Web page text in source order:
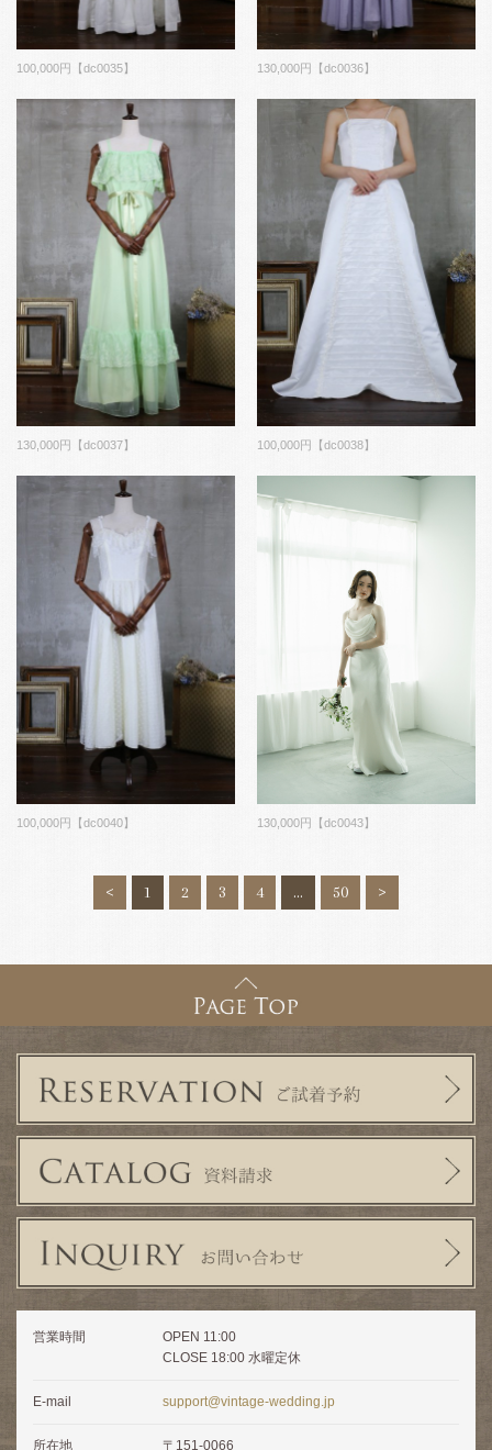
100,000円【dc0035】 130,000円【dc0036】
130,000円【dc0037】 100,000円【dc0038】
100,000円【dc0040】 130,000円【dc0043】
< 1 2 3 4 … 50 >
営業時間
OPEN 11:00
CLOSE 18:00 水曜定休
E-mail support@vintage-wedding.jp
所在地 〒151-0066